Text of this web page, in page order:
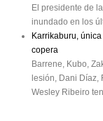
El presidente de
inundado en los
Karrikaburu,
copera
Barrene, Kubo,
lesión, Dani Díaz,
Wesley Ribeiro